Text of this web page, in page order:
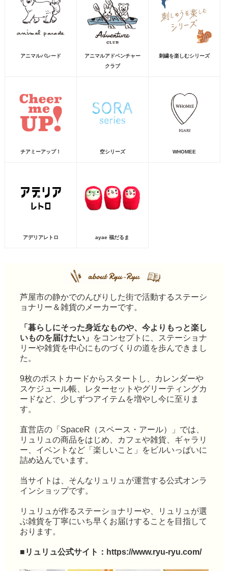
アニマルパレード
アニマルアドベンチャー
クラブ
刺繍を楽しむシリーズ
チアミーアップ！ 空シリーズ WHOMEE
アデリアレトロ ayae 福だるま
芦屋市の静かでのんびりした街で活動するステーシ
ョナリー＆雑貨のメーカーです。
「暮らしにそった身近なものや、今よりもっと楽し
いものを届けたい」
をコンセプトに、ステーショナ
リーや雑貨を中心にものづくりの道を歩んできまし
た。
9枚のポストカードからスタートし、カレンダーや
スケジュール帳、レターセットやグリーティングカ
ードなど、少しずつアイテムを増やし今に至りま
す。
直営店の「SpaceR（スペース・アール）」では、
リュリュの商品をはじめ、カフェや雑貨、ギャラリ
ー、イベントなど「楽しいこと」をビルいっぱいに
詰め込んでいます。
当サイトは、そんなリュリュが運営する公式オンラ
インショップです。
リュリュが作るステーショナリーや、リュリュが選
ぶ雑貨を丁寧にいち早くお届けすることを目指して
おります。
■リュリュ公式サイト： https://www.ryu-ryu.com/